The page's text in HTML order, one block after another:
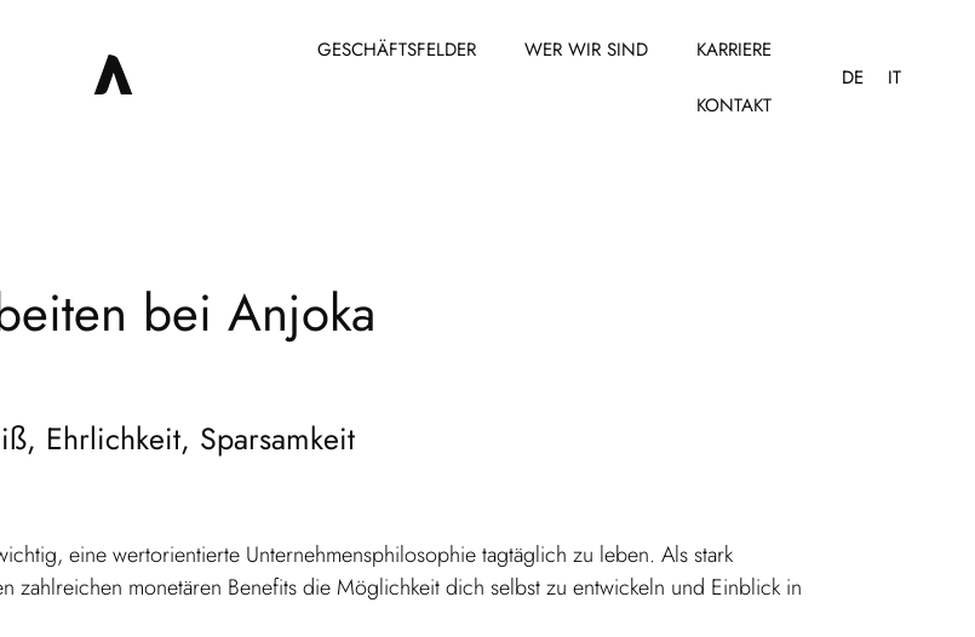
GESCHÄFTSFELDER WER WIR SIND KARRIERE
KONTAKT
DE IT
bei Anjoka
Ehrlichkeit, Sparsamkeit
eine wertorientierte Unternehmensphilosophie tagtäglich zu leben. Als stark
zahlreichen monetären Benefits die Möglichkeit dich selbst zu entwickeln und Einblick in